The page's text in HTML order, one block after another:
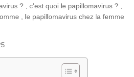
? , c’est quoi le papillomavirus ? ,
, le papillomavirus chez la femme